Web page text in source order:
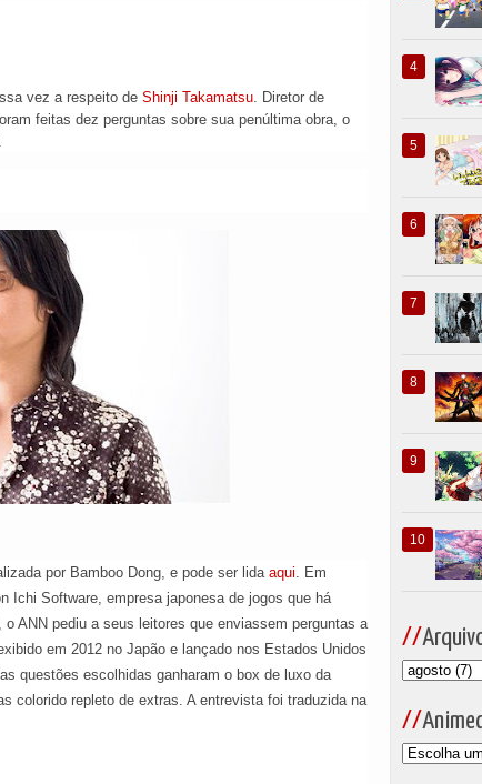
vez a respeito de Shinji Takamatsu. Diretor de
feitas dez perguntas sobre sua penúltima obra, o
por Bamboo Dong, e pode ser lida aqui. Em
Ichi Software, empresa japonesa de jogos que há
ANN pediu a seus leitores que enviassem perguntas a
em 2012 no Japão e lançado nos Estados Unidos
questões escolhidas ganharam o box de luxo da
colorido repleto de extras. A entrevista foi traduzida na